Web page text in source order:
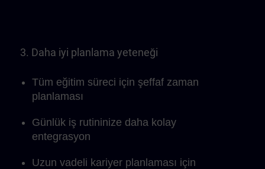
3. Daha iyi planlama yeteneği
Tüm eğitim süreci için şeffaf zaman
planlaması
Günlük iş rutininize daha kolay
entegrasyon
Uzun vadeli kariyer planlaması için